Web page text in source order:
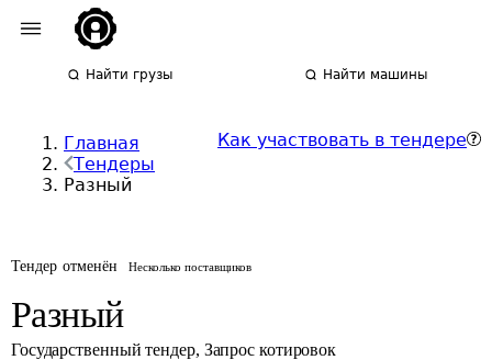
Найти грузы Найти машины
Главная
Тендеры
Разный
Как участвовать в тендере
Тендер отменён Несколько поставщиков
Разный
Государственный тендер, Запрос котировок